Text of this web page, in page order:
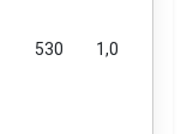
530 1,0